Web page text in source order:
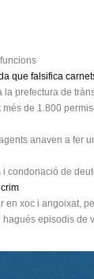
que falsifica
prefectura de
més de 1.800
anaven a fer
i condonació de
en xoc i angoixat,
episodis de